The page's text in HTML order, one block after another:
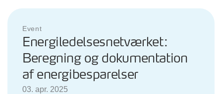
Event
Energiledelsesnetværket:
Beregning og dokumentation
af energibesparelser
03. apr. 2025